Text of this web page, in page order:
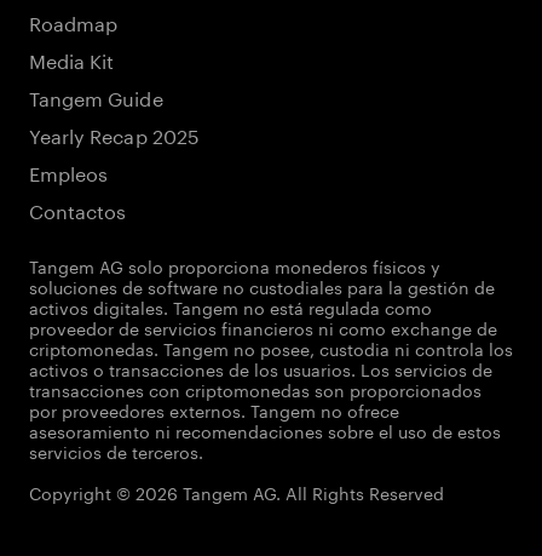
Roadmap
Media Kit
Tangem Guide
Yearly Recap 2025
Empleos
Contactos
Tangem AG solo proporciona monederos físicos y
soluciones de software no custodiales para la gestión de
activos digitales. Tangem no está regulada como
proveedor de servicios financieros ni como exchange de
criptomonedas. Tangem no posee, custodia ni controla los
activos o transacciones de los usuarios. Los servicios de
transacciones con criptomonedas son proporcionados
por proveedores externos. Tangem no ofrece
asesoramiento ni recomendaciones sobre el uso de estos
servicios de terceros.